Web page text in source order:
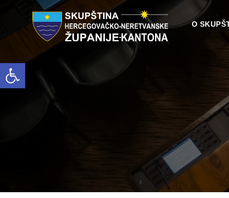
Open toolbar
O